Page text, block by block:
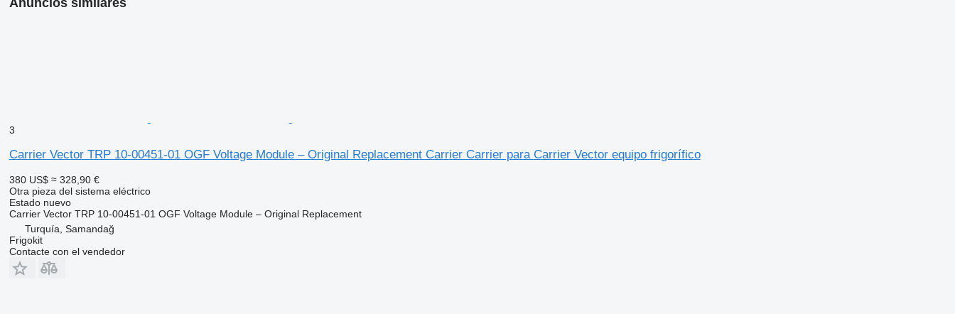
3
Carrier Vector TRP 10-00451-01 OGF Voltage Module – Original Replacement Carrier Carrier para Carrier Vector equipo frigorífico
380 US$ ≈ 328,90 €
Otra pieza del sistema eléctrico
Estadonuevo
Carrier Vector TRP 10-00451-01 OGF Voltage Module – Original Replacement
Turquía, Samandağ
Frigokit
Contacte con el vendedor